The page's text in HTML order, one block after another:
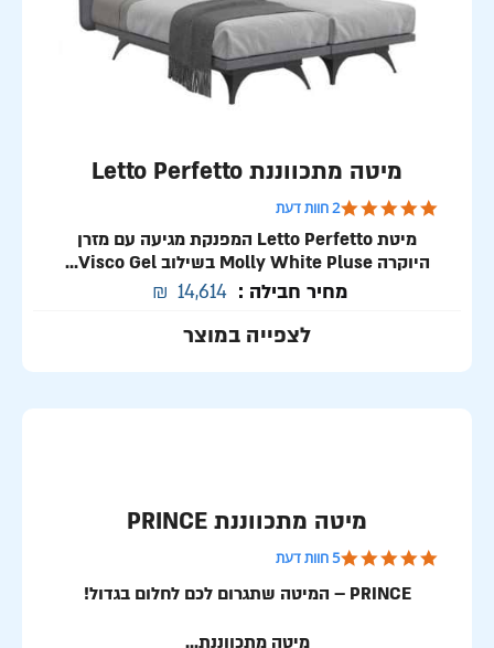
מיטה מתכווננת Letto Perfetto
5.0 star rating
2 חוות דעת
מיטת Letto Perfetto המפנקת מגיעה עם מזרן
היוקרה Molly White Pluse בשילוב Visco Gel...
מחיר חבילה : 14,614
₪
לצפייה במוצר
מיטה מתכווננת PRINCE
5.0 star rating
5 חוות דעת
PRINCE – המיטה שתגרום לכם לחלום בגדול!
מיטה מתכווננת...